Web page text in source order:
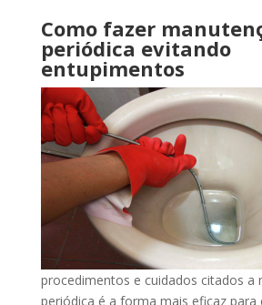
Como fazer
periódica evitando
entupimentos
procedimentos e cuidados citados a
periódica é a forma mais eficaz para